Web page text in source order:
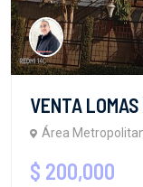
VENTA
Área
$ 200,000